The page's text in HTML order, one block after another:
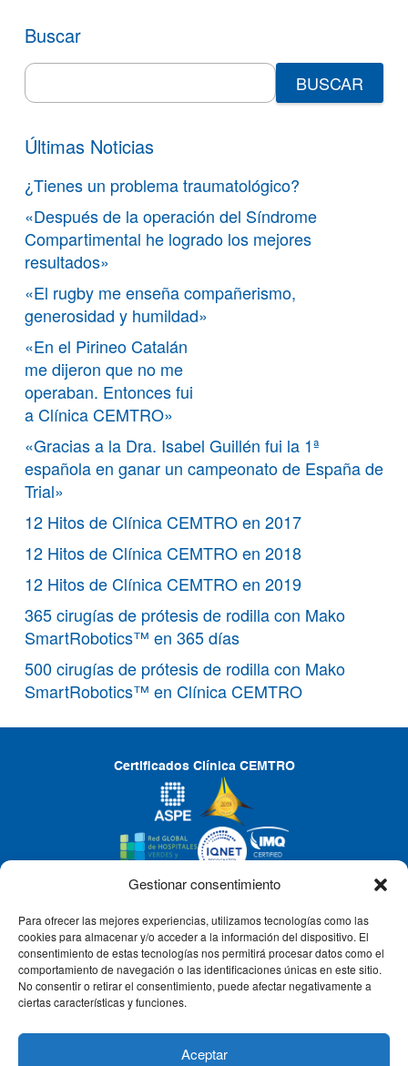
Gestionar consentimiento
Para ofrecer las mejores experiencias, utilizamos tecnologías como las
cookies para almacenar y/o acceder a la información del dispositivo. El
consentimiento de estas tecnologías nos permitirá procesar datos como el
comportamiento de navegación o las identificaciones únicas en este sitio.
No consentir o retirar el consentimiento, puede afectar negativamente a
ciertas características y funciones.
Aceptar
Buscar
Search
for:
Últimas Noticias
¿Tienes un problema traumatológico?
«Después de la operación del Síndrome
Compartimental he logrado los mejores
resultados»
«El rugby me enseña compañerismo,
generosidad y humildad»
«En el Pirineo Catalán
me dijeron que no me
operaban. Entonces fui
a Clínica CEMTRO»
«Gracias a la Dra. Isabel Guillén fui la 1ª
española en ganar un campeonato de España de
Trial»
12 Hitos de Clínica CEMTRO en 2017
12 Hitos de Clínica CEMTRO en 2018
12 Hitos de Clínica CEMTRO en 2019
365 cirugías de prótesis de rodilla con Mako
SmartRobotics™ en 365 días
500 cirugías de prótesis de rodilla con Mako
SmartRobotics™ en Clínica CEMTRO
Certificados Clínica CEMTRO
CLÍNICA CEMTRO
QUIÉNES SOMOS